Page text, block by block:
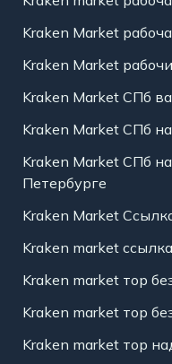
Kraken Market
Kraken Market
Kraken Market СПб
Kraken Market СПб
Kraken Market СПб
Петербурге
Kraken Market
Kraken market
Kraken market тор
Kraken market тор
Kraken market тор